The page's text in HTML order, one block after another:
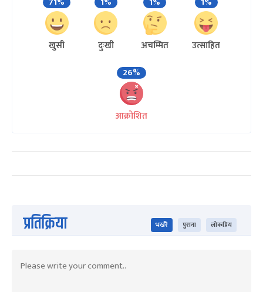
खुसी दुःखी अचम्मित
उत्साहित
26%
आक्रोशित
प्रतिक्रिया भर्खरै पुराना लोकप्रिय